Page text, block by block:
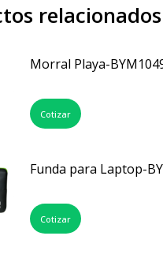
relacionados
Morral Playa-
Cotizar
Funda para Laptop-
Cotizar